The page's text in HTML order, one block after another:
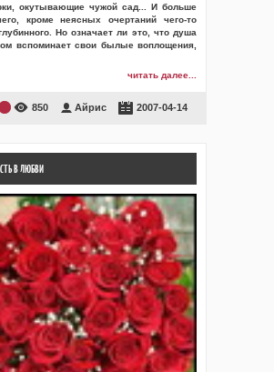
окутывающие чужой сад... И больше
кроме неясных очертаний чего-то
Но означает ли это, что душа
вспоминает свои былые воплощения,
читать далее...
850 Айрис 2007-04-14
В ЛЮБВИ